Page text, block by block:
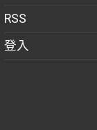
RSS
登入